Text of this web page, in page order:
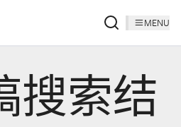
MENU
搜索结